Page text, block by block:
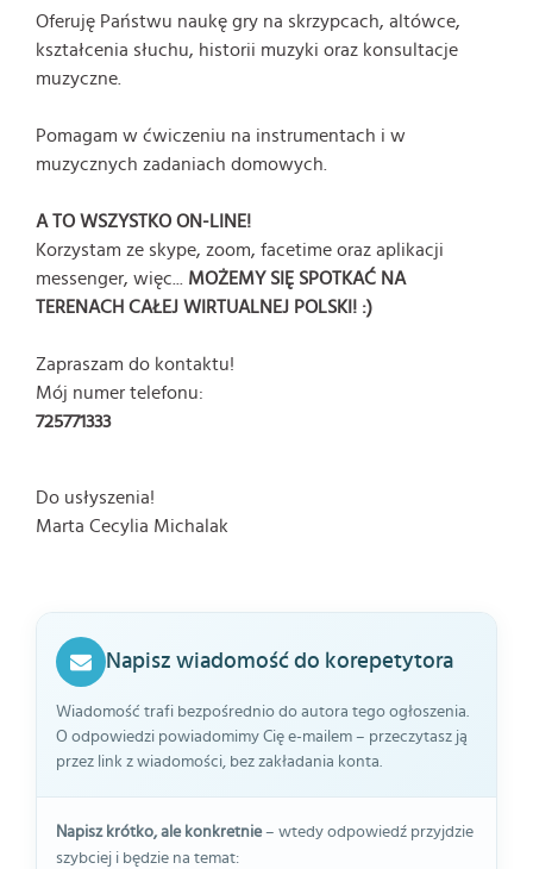
Oferuję Państwu naukę gry na skrzypcach, altówce,
kształcenia słuchu, historii muzyki oraz konsultacje
muzyczne.
Pomagam w ćwiczeniu na instrumentach i w
muzycznych zadaniach domowych.
A TO WSZYSTKO ON-LINE!
Korzystam ze skype, zoom, facetime oraz aplikacji
messenger, więc... MOŻEMY SIĘ SPOTKAĆ NA
TERENACH CAŁEJ WIRTUALNEJ POLSKI! :)
Zapraszam do kontaktu!
Mój numer telefonu:
725771333
Do usłyszenia!
Marta Cecylia Michalak
Napisz wiadomość do korepetytora
Wiadomość trafi bezpośrednio do autora tego ogłoszenia.
O odpowiedzi powiadomimy Cię e-mailem – przeczytasz ją
przez link z wiadomości, bez zakładania konta.
Napisz krótko, ale konkretnie– wtedy odpowiedź przyjdzie
szybciej i będzie na temat: